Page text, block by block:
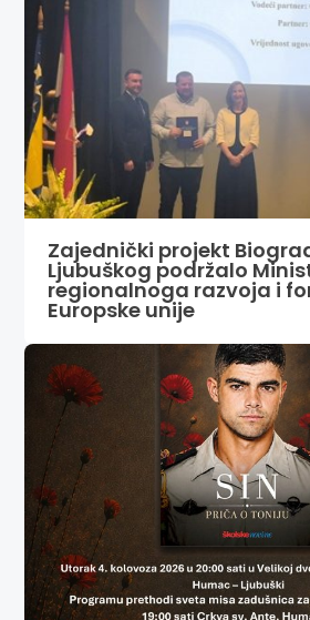
Zajednički projekt
Ljubuškog podržalo
regionalnoga razvoja i
Europske unije